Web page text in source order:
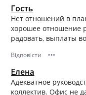
Гость
Нет отношений в
хорошее отношение
радовать, выплаты
Відповісти •••
Елена
Адекватное
коллектив. Офис не